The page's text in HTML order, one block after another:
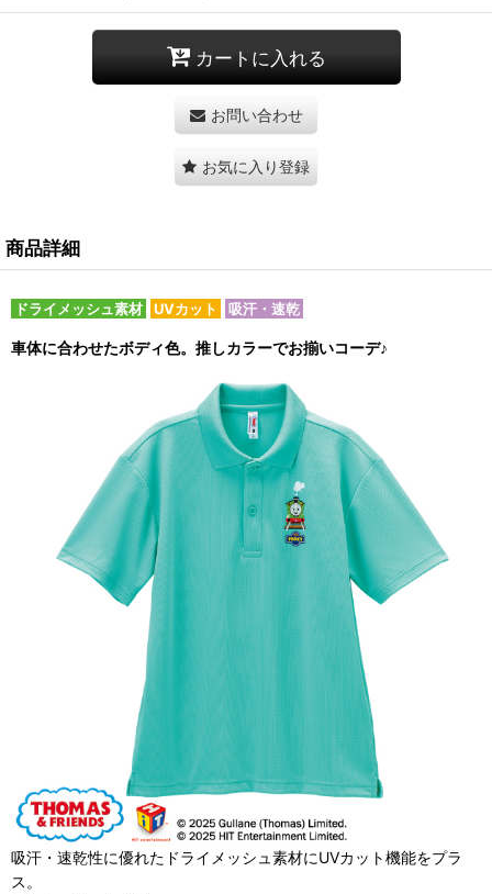
カートに入れる
お問い合わせ
お気に入り登録
商品詳細
ドライメッシュ素材 UVカット 吸汗・速乾
車体に合わせたボディ色。推しカラーでお揃いコーデ♪
吸汗・速乾性に優れたドライメッシュ素材にUVカット機能をプラ
ス。